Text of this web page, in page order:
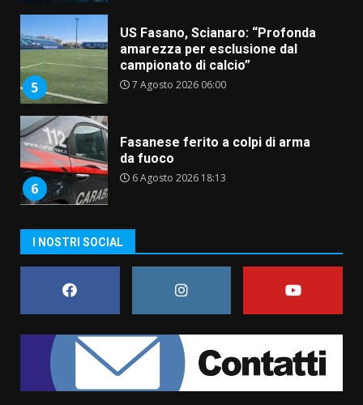
5
US Fasano, Scianaro: “Profonda
amarezza per esclusione dal
campionato di calcio”
7 Agosto 2026 06:00
6
Fasanese ferito a colpi di arma
da fuoco
6 Agosto 2026 18:13
di aperture straordinarie del
Comune di Fasano
6 Agosto 2026 14:16
1
La Banda Città di Fasano apre
ufficialmente la Festa di
Savelletri
8 Agosto 2026 11:00
I NOSTRI SOCIAL